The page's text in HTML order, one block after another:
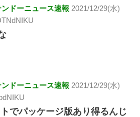
ドーニュース速報 2021/12/29(水)
ドーニュース速報 2021/12/29(水)
でパッケージ版あり得るんじ